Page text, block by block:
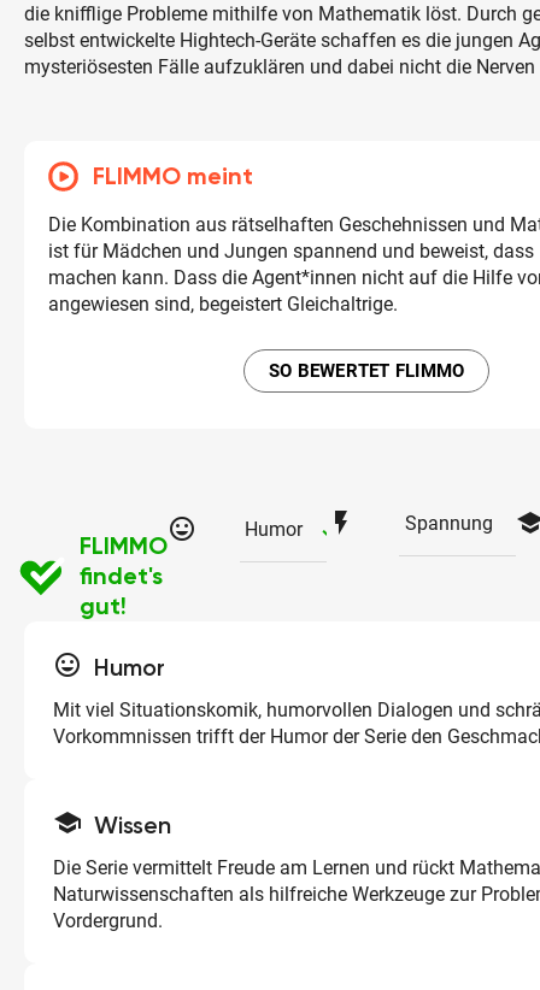
die knifflige Probleme mithilfe von Mathematik löst. Durch
selbst entwickelte Hightech-Geräte schaffen es die jungen
mysteriösesten Fälle aufzuklären und dabei nicht die Nerven
FLIMMO meint
Die Kombination aus rätselhaften Geschehnissen und
ist für Mädchen und Jungen spannend und beweist,
machen kann. Dass die Agent*innen nicht auf die Hilfe
angewiesen sind, begeistert Gleichaltrige.
SO BEWERTET FLIMMO
FLIMMO
findet's
gut!
tag_faces Humor checked
flash_on Spannung
tag_faces Humor
Mit viel Situationskomik, humorvollen Dialogen und
Vorkommnissen trifft der Humor der Serie den
school Wissen
Die Serie vermittelt Freude am Lernen und rückt
Naturwissenschaften als hilfreiche Werkzeuge zur
Vordergrund.